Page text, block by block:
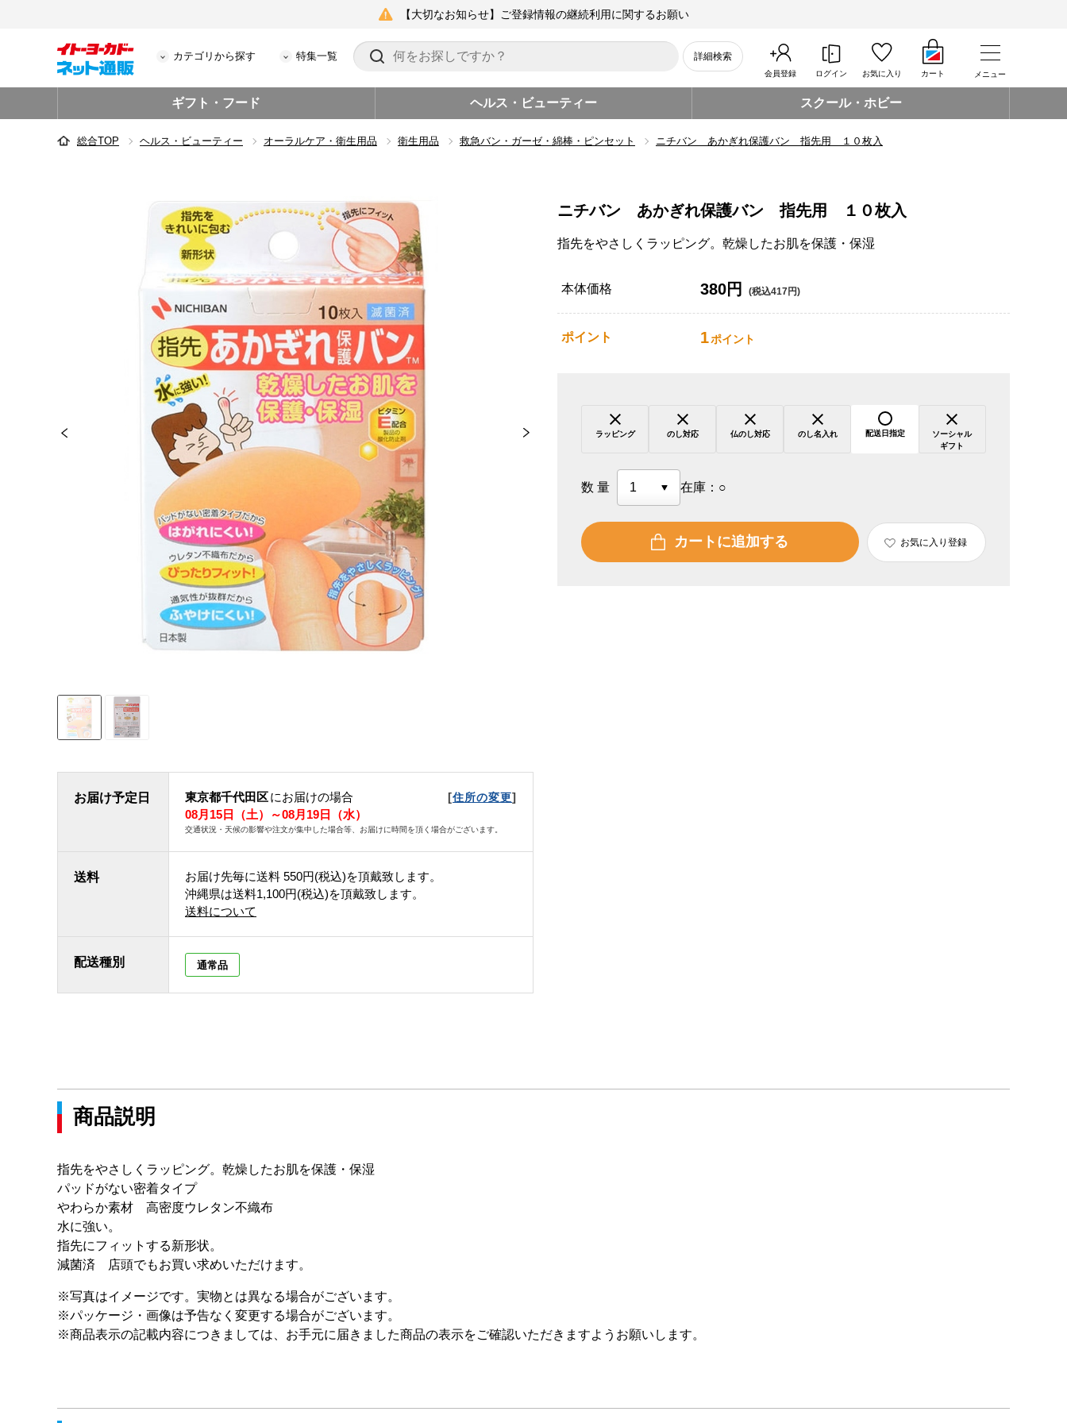
【大切なお知らせ】ご登録情報の継続利用に関するお願い
カテゴリから探す 特集一覧 詳細検索
会員登録 ログイン お気に入り カート メニュー
ギフト・フード ヘルス・ビューティー スクール・ホビー
総合TOP ヘルス・ビューティー オーラルケア・衛生用品 衛生用品 救急バン・ガーゼ・綿棒・ピンセット ニチバン あかぎれ保護バン 指先用 １０枚入
お届け予定日 東京都千代田区にお届けの場合 [住所の変更]
08月15日（土）～08月19日（水）
交通状況・天候の影響や注文が集中した場合等、お届けに時間を頂く場合がございます。
送料 お届け先毎に送料 550円(税込)を頂戴致します。
沖縄県は送料1,100円(税込)を頂戴致します。
送料について
配送種別 通常品
ニチバン あかぎれ保護バン 指先用 １０枚入
指先をやさしくラッピング。乾燥したお肌を保護・保湿
本体価格 380円 (税込417円)
ポイント 1ポイント
ラッピング のし対応 仏のし対応 のし名入れ 配送日指定
ソーシャル
ギフト
数量 在庫： ○
カートに追加する お気に入り登録
商品説明
指先をやさしくラッピング。乾燥したお肌を保護・保湿
パッドがない密着タイプ
やわらか素材 高密度ウレタン不織布
水に強い。
指先にフィットする新形状。
減菌済 店頭でもお買い求めいただけます。
※写真はイメージです。実物とは異なる場合がございます。
※パッケージ・画像は予告なく変更する場合がございます。
※商品表示の記載内容につきましては、お手元に届きました商品の表示をご確認いただきますようお願いします。